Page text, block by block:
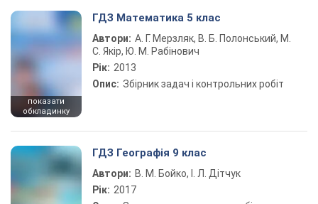
показати
обкладинку
ГДЗ Математика 5 клас
Автори: А. Г. Мерзляк, В. Б. Полонський, М.
С. Якір, Ю. М. Рабінович
Рік: 2013
Опис: Збірник задач і контрольних робіт
ГДЗ Географія 9 клас
Автори: В. М. Бойко, І. Л. Дітчук
Рік: 2017